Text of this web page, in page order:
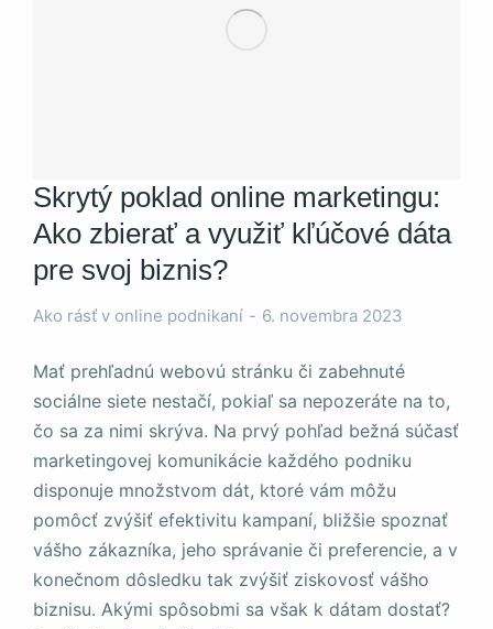
Skrytý poklad online marketingu:
Ako zbierať a využiť kľúčové dáta
pre svoj biznis?
Ako rásť v online podnikaní 6. novembra 2023
Mať prehľadnú webovú stránku či zabehnuté
sociálne siete nestačí, pokiaľ sa nepozeráte na to,
čo sa za nimi skrýva. Na prvý pohľad bežná súčasť
marketingovej komunikácie každého podniku
disponuje množstvom dát, ktoré vám môžu
pomôcť zvýšiť efektivitu kampaní, bližšie spoznať
vášho zákazníka, jeho správanie či preferencie, a v
konečnom dôsledku tak zvýšiť ziskovosť vášho
biznisu. Akými spôsobmi sa však k dátam dostať?
Nevyhnutné
Tieto súbory
cookie nie sú
voliteľné. Sú
potrebné pre
webovej
stránky.
Štatistiky
Aby sme
mohli
funkčnosť
a štruktúru
webovej